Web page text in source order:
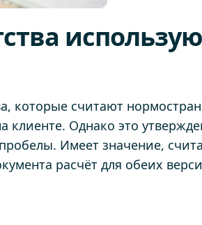
которые считают
клиенте. Однако это
Имеет значение,
расчёт для обеих